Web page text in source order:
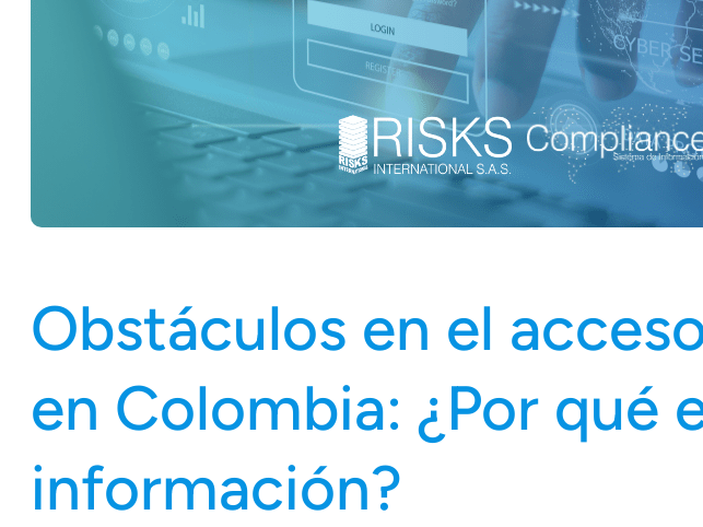
Obstáculos en el
en Colombia: ¿Por qué
información?